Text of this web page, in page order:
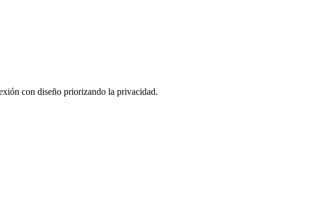
con diseño priorizando la privacidad.